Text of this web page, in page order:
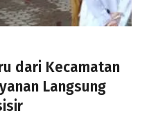
dari Kecamatan
Langsung